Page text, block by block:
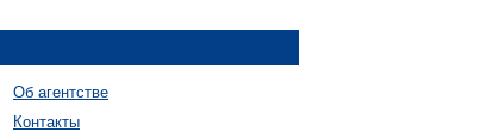
Об агентстве
Контакты